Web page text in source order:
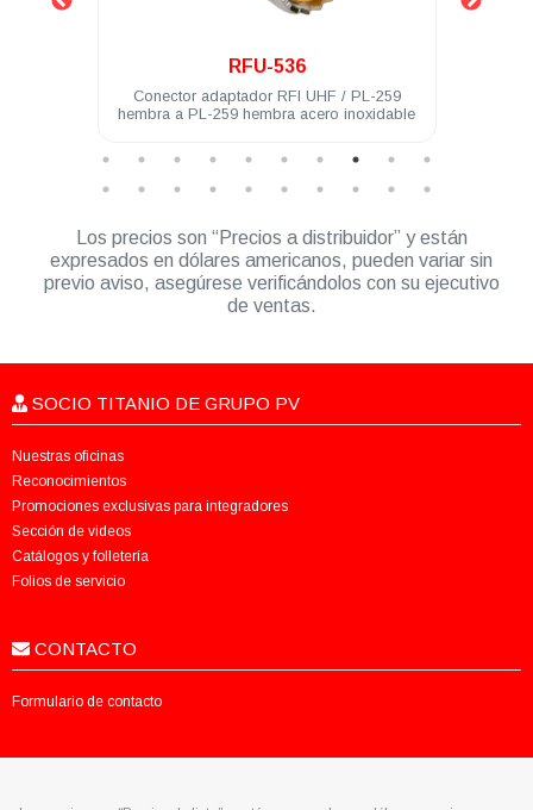
RFU-536
Conector adaptador RFI UHF / PL-259
hembra a PL-259 hembra acero inoxidable
Los precios son “Precios a distribuidor” y están
expresados en dólares americanos, pueden variar sin
previo aviso, asegúrese verificándolos con su ejecutivo
de ventas.
SOCIO TITANIO DE GRUPO PV
Nuestras oficinas
Reconocimientos
Promociones exclusivas para integradores
Sección de videos
Catálogos y folletería
Folios de servicio
CONTACTO
Formulario de contacto